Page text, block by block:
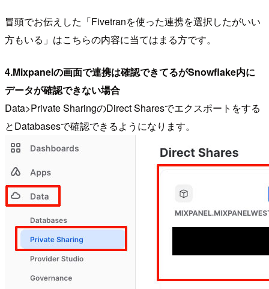
冒頭でお伝えした「Fivetranを使った連携を選択したがいい
方もいる」はこちらの内容に当てはまる方です。
4.Mixpanelの画面で連携は確認できてるがSnowflake内に
データが確認できない場合
Data>Private SharingのDirect Sharesでエクスポートをする
とDatabasesで確認できるようになります。